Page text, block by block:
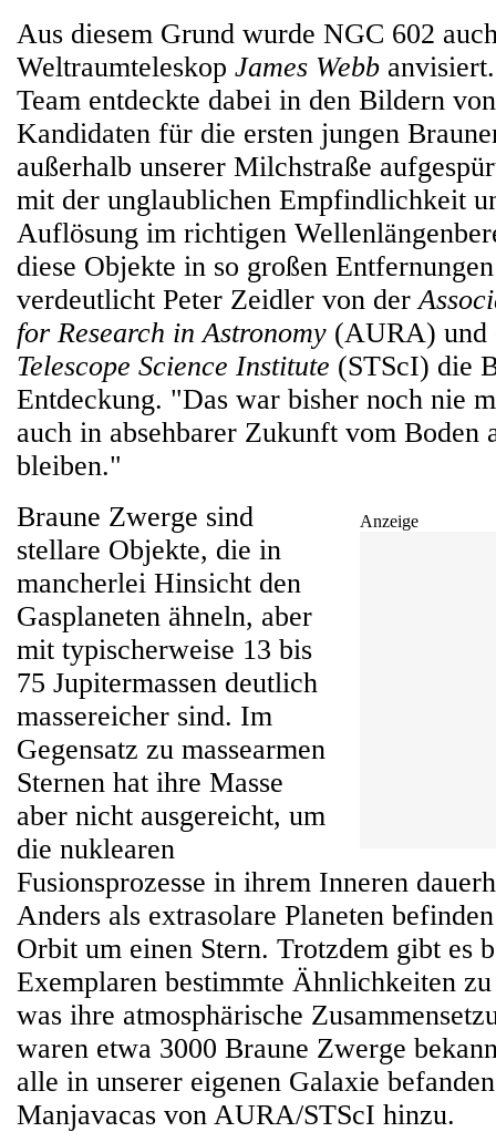
Aus diesem Grund wurde NGC 602
Weltraumteleskop James Webb
Team entdeckte dabei in den Bildern
Kandidaten für die ersten jungen
außerhalb unserer Milchstraße
mit der unglaublichen Empfindlichkeit
Auflösung im richtigen
diese Objekte in so großen
verdeutlicht Peter Zeidler von der
for Research in Astronomy (AURA) und
Telescope Science Institute (STScI) die
Entdeckung. "Das war bisher noch nie
auch in absehbarer Zukunft vom Boden
bleiben."
Anzeige
Braune Zwerge sind
stellare Objekte, die in
mancherlei Hinsicht den
Gasplaneten ähneln, aber
mit typischerweise 13 bis
75 Jupitermassen deutlich
massereicher sind. Im
Gegensatz zu massearmen
Sternen hat ihre Masse
aber nicht ausgereicht, um
die nuklearen
Fusionsprozesse in ihrem Inneren
Anders als extrasolare Planeten
Orbit um einen Stern. Trotzdem gibt es
Exemplaren bestimmte Ähnlichkeiten
was ihre atmosphärische
waren etwa 3000 Braune Zwerge
alle in unserer eigenen Galaxie
Manjavacas von AURA/STScI hinzu.